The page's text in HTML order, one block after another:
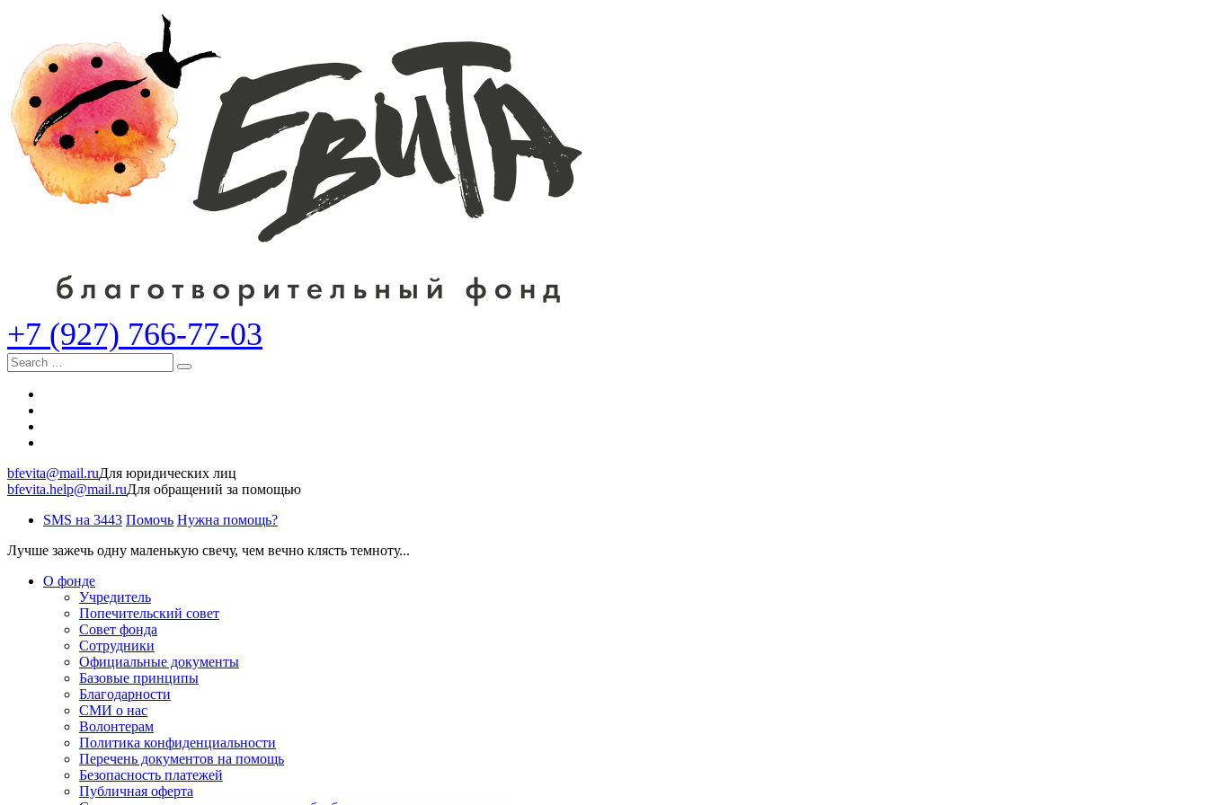
+7 (927) 766-77-03
Search
bfevita@mail.ruДля юридических лиц
bfevita.help@mail.ruДля обращений за помощью
SMS на 3443 Помочь Нужна помощь?
Лучше зажечь одну маленькую свечу, чем вечно клясть темноту...
О фонде
Учредитель
Попечительский совет
Совет фонда
Сотрудники
Официальные документы
Базовые принципы
Благодарности
СМИ о нас
Волонтерам
Политика конфиденциальности
Перечень документов на помощь
Безопасность платежей
Публичная оферта